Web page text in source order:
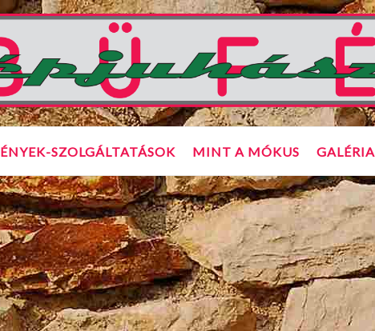
SZOLGÁLTATÁSOK MINT A MÓKUS GALÉRIA